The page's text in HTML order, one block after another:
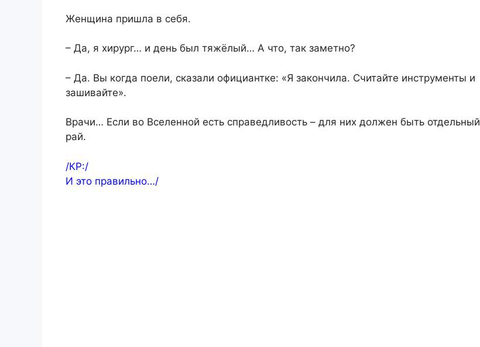
Женщина пришла в себя.
– Да, я хирург… и день был тяжёлый… А что, так заметно?
– Да. Вы когда поели, сказали официантке: «Я закончила. Считайте инструменты и
зашивайте».
Врачи… Если во Вселенной есть справедливость – для них должен быть отдельный
рай.
/КР:/
И это правильно…/